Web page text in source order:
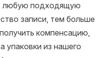
любую подходящую
записи, тем больше
компенсацию,
упаковки из нашего